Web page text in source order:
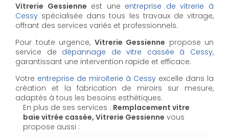
Vitrerie Gessienne est une entreprise de vitrerie à
Cessy spécialisée dans tous les travaux de vitrage,
offrant des services variés et professionnels.
Pour toute urgence, Vitrerie Gessienne propose un
service de dépannage de vitre cassée à Cessy,
garantissant une intervention rapide et efficace.
Votre entreprise de miroiterie à Cessy excelle dans la
création et la fabrication de miroirs sur mesure,
adaptés à tous les besoins esthétiques.
En plus de ses services : Remplacement vitre
baie vitrée cassée, Vitrerie Gessienne vous
propose aussi :